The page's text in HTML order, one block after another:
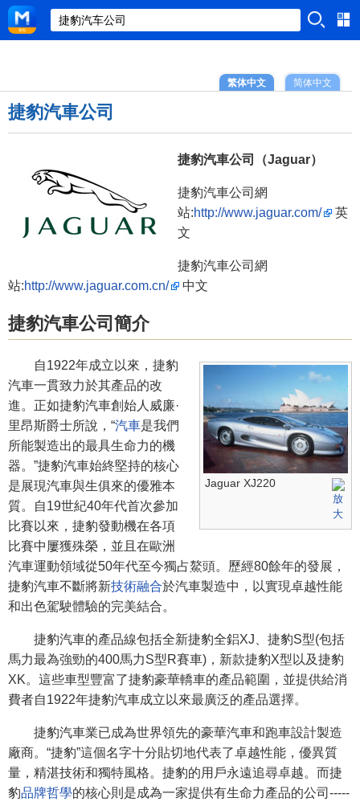
简体中文
繁体中文
捷豹汽車公司
捷豹汽車公司（Jaguar）
捷豹汽車公司網
站:http://www.jaguar.com/
英
文
捷豹汽車公司網
站:http://www.jaguar.com.cn/ 中文
捷豹汽車公司簡介
Jaguar XJ220
自1922年成立以來，捷豹
汽車一貫致力於其產品的改
進。正如捷豹汽車創始人威廉·
里昂斯爵士所說，“汽車是我們
所能製造出的最具生命力的機
器。”捷豹汽車始終堅持的核心
是展現汽車與生俱來的優雅本
質。自19世紀40年代首次參加
比賽以來，捷豹發動機在各項
比賽中屢獲殊榮，並且在歐洲
汽車運動領域從50年代至今獨占鰲頭。歷經80餘年的發展，
捷豹汽車不斷將新技術融合於汽車製造中，以實現卓越性能
和出色駕駛體驗的完美結合。
捷豹汽車的產品線包括全新捷豹全鋁XJ、捷豹S型(包括
馬力最為強勁的400馬力S型R賽車)，新款捷豹X型以及捷豹
XK。這些車型豐富了捷豹豪華轎車的產品範圍，並提供給消
費者自1922年捷豹汽車成立以來最廣泛的產品選擇。
捷豹汽車業已成為世界領先的豪華汽車和跑車設計製造
廠商。“捷豹”這個名字十分貼切地代表了卓越性能，優異質
量，精湛技術和獨特風格。捷豹的用戶永遠追尋卓越。而捷
豹品牌哲學的核心則是成為一家提供有生命力產品的公司-----